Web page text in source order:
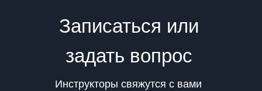
Записаться или
задать вопрос
Инструкторы свяжутся с вами